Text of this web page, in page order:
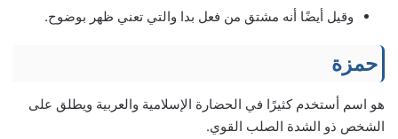
وقيل أيضًا أنه مشتق من فعل بدا والتي تعني ظهر بوضوح.
حمزة
هو اسم أستخدم كثيرًا في الحضارة الإسلامية والعربية ويطلق على
الشخص ذو الشدة الصلب القوي.